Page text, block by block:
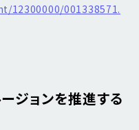
12300000/001338571.
ジョンを推進する